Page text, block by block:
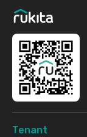
Tenant